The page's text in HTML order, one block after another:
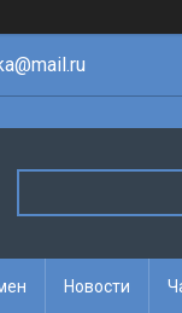
Новости